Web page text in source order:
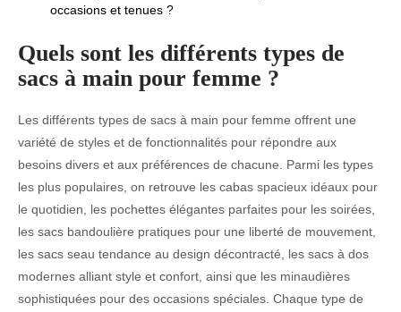
occasions et tenues ?
Quels sont les différents types de
sacs à main pour femme ?
Les différents types de sacs à main pour femme offrent une
variété de styles et de fonctionnalités pour répondre aux
besoins divers et aux préférences de chacune. Parmi les types
les plus populaires, on retrouve les cabas spacieux idéaux pour
le quotidien, les pochettes élégantes parfaites pour les soirées,
les sacs bandoulière pratiques pour une liberté de mouvement,
les sacs seau tendance au design décontracté, les sacs à dos
modernes alliant style et confort, ainsi que les minaudières
sophistiquées pour des occasions spéciales. Chaque type de